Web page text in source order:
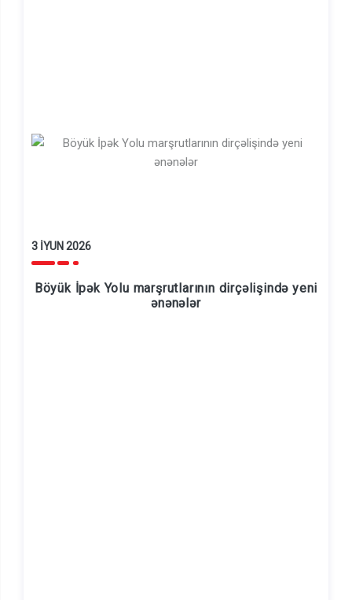
3 İYUN 2026
Böyük İpək Yolu marşrutlarının dirçəlişində yeni
ənənələr